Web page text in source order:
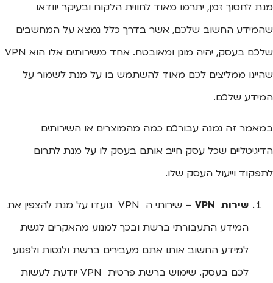
מנת לחסוך זמן, יתרמו מאוד לחווית הלקוח ובעיקר יוודאו
שהמידע החשוב שלכם, אשר בדרך כלל נמצא על המחשבים
שהיינו ממליצים לכם מאוד להשתמש בו על מנת לשמור על
המידע שלכם.
במאמר זה נמנה עבורכם כמה מהמוצרים או השירותים
הדיגיטליים שכל עסק חייב אותם בעסק לו על מנת לתרום
לתפקוד וייעול העסק שלו.
שירות VPN
– שירותי ה VPN נועדו על מנת להצפין את
המידע התעבורתי ברשת ובכך למנוע מהאקרים לגשת
למידע החשוב אותו אתם מעבירים ברשת ולנסות ולפגוע
לכם בעסק. שימוש ברשת פרטית VPN יודעת לעשות